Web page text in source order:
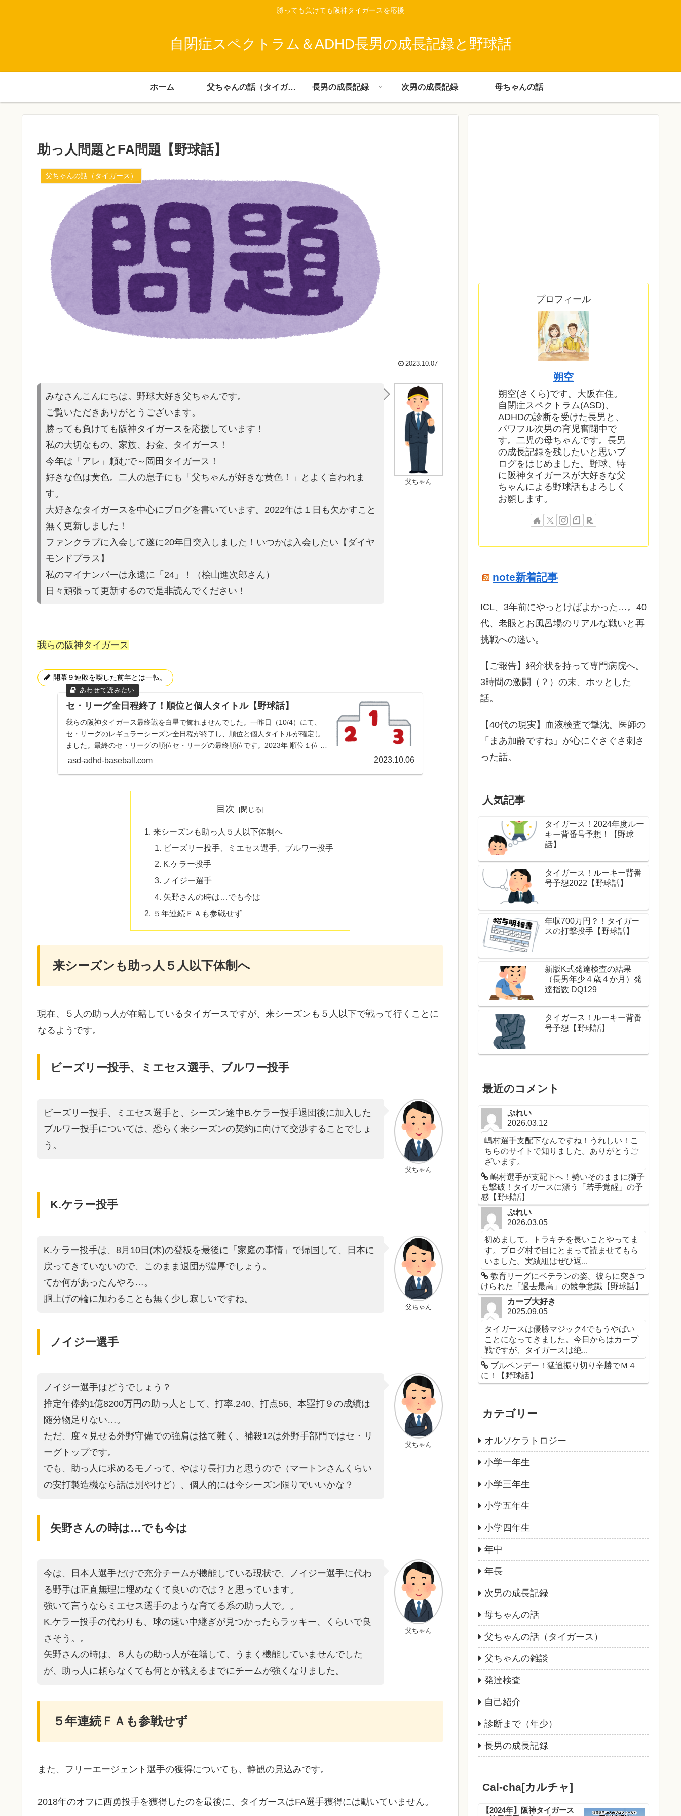
勝っても負けても阪神タイガースを応援
自閉症スペクトラム＆ADHD長男の成長記録と野球話
ホーム 父ちゃんの話（タイガース） 長男の成長記録 次男の成長記録 母ちゃんの話
助っ人問題とFA問題【野球話】
父ちゃんの話（タイガース）
2023.10.07
父ちゃん
みなさんこんにちは。野球大好き父ちゃんです。
ご覧いただきありがとうございます。
勝っても負けても阪神タイガースを応援しています！
私の大切なもの、家族、お金、タイガース！
今年は「アレ」頼むで～岡田タイガース！
好きな色は黄色。二人の息子にも「父ちゃんが好きな黄色！」とよ く言われま
す。
大好きなタイガースを中心にブログを書いています。2022年は １日も欠かすこと
無く更新しました！
ファンクラブに入会して遂に20年目突入しました！いつかは入会 したい【ダイヤ
モンドプラス】
私のマイナンバーは永遠に「24」！（桧山進次郎さん）
日々頑張って更新するので是非読んでください！
我らの阪神タイガース
開幕９連敗を喫した前年とは一転。
セ・リーグ全日程終了！順位と個人タイトル【野球話】
我らの阪神タイガース最終戦を白星で飾れませんでした。一昨日（10/4）にて、
セ・リーグのレギュラーシーズン全日程が終了し、順位と個人タイトルが確定し
ました。最終のセ・リーグの順位セ・リーグの最終順位です。2023年 順位１位 阪
神タイガース...
asd-adhd-baseball.com 2023.10.06
目次
来シーズンも助っ人５人以下体制へ
ビーズリー投手、ミエセス選手、ブルワー投手
K.ケラー投手
ノイジー選手
矢野さんの時は…でも今は
５年連続ＦＡも参戦せず
来シーズンも助っ人５人以下体制へ
現在、５人の助っ人が在籍しているタイガースですが、来シーズンも５人以下で戦って行くことに
なるようです。
ビーズリー投手、ミエセス選手、ブルワー投手
父ちゃん
ビーズリー投手、ミエセス選手と、シーズン途中B.ケラー投手退団後に加入した
ブルワー投手については、恐らく来シーズンの契約に向けて交渉することでしょ
う。
K.ケラー投手
父ちゃん
K.ケラー投手は、8月10日(木)の登板を最後に「家庭の事情」で帰国して、日本に
戻ってきていないので、このまま退団が濃厚でしょう。
てか何があったんやろ…。
胴上げの輪に加わることも無く少し寂しいですね。
ノイジー選手
父ちゃん
ノイジー選手はどうでしょう？
推定年俸約1億8200万円の助っ人として、打率.240、打点56、本塁打９の成績は
随分物足りない…。
ただ、度々見せる外野守備での強肩は捨て難く、補殺12は外野手部門ではセ・リ
ーグトップです。
でも、助っ人に求めるモノって、やはり長打力と思うので（マートンさんくらい
の安打製造機なら話は別やけど）、個人的には今シーズン限りでいいかな？
矢野さんの時は…でも今は
父ちゃん
今は、日本人選手だけで充分チームが機能している現状で、ノイジー選手に代わ
る野手は正直無理に埋めなくて良いのでは？と思っています。
強いて言うならミエセス選手のような育てる系の助っ人で。。
K.ケラー投手の代わりも、球の速い中継ぎが見つかったらラッキー、くらいで良
さそう。。
矢野さんの時は、８人もの助っ人が在籍して、うまく機能していませんでした
が、助っ人に頼らなくても何とか戦えるまでにチームが強くなりました。
５年連続ＦＡも参戦せず
また、フリーエージェント選手の獲得についても、静観の見込みです。
2018年のオフに西勇投手を獲得したのを最後に、タイガースはFA選手獲得には動いていません。
プロフィール
朔空
朔空(さくら)です。大阪在住。
自閉症スペクトラム(ASD)、
ADHDの診断を受けた長男と、
パワフル次男の育児奮闘中で
す。二児の母ちゃんです。長男
の成長記録を残したいと思いブ
ログをはじめました。野球、特
に阪神タイガースが大好きな父
ちゃんによる野球話もよろしく
お願します。
note新着記事
ICL、3年前にやっとけばよかった…。40
代、老眼とお風呂場のリアルな戦いと再
挑戦への迷い。
​【ご報告】紹介状を持って専門病院へ。
3時間の激闘（？）の末、ホッとした
話。
【40代の現実】血液検査で撃沈。医師の
「まあ加齢ですね」が心にぐさぐさ刺さ
った話。
人気記事
タイガース！2024年度ルー
キー背番号予想！【野球
話】
タイガース！ルーキー背番
号予想2022【野球話】
年収700万円？！タイガー
スの打撃投手【野球話】
新版K式発達検査の結果
（長男年少４歳４か月）発
達指数 DQ129
タイガース！ルーキー背番
号予想【野球話】
最近のコメント
ぷれい
2026.03.12
嶋村選手支配下なんですね！うれしい！こ
ちらのサイトで知りました。ありがとうご
ざいます。
嶋村選手が支配下へ！勢いそのままに獅子
も撃破！タイガースに漂う「若手覚醒」の予
感【野球話】
ぷれい
2026.03.05
初めまして。トラキチを長いことやってま
す。ブログ村で目にとまって読ませてもら
いました。実績組はぜひ返...
教育リーグにベテランの姿。彼らに突きつ
けられた「過去最高」の競争意識【野球話】
カープ大好き
2025.09.05
タイガースは優勝マジック4でもうやばい
ことになってきました。今日からはカープ
戦ですが、タイガースは絶...
ブルペンデー！猛追振り切り辛勝でＭ４
に！【野球話】
カテゴリー
オルソケラトロジー
小学一年生
小学三年生
小学五年生
小学四年生
年中
年長
次男の成長記録
母ちゃんの話
父ちゃんの話（タイガース）
父ちゃんの雑談
発達検査
自己紹介
診断まで（年少）
長男の成長記録
Cal-cha[カルチャ]
【2024年】阪神タイガース